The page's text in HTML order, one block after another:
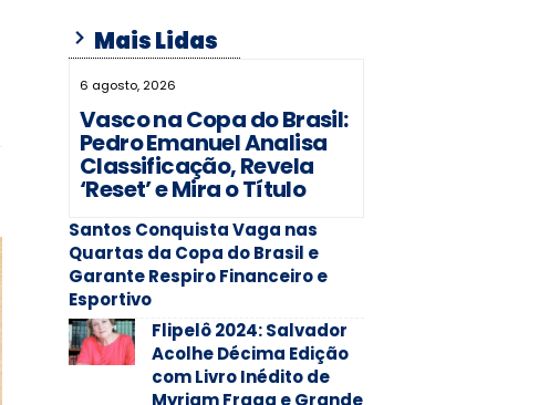
Mais Lidas
6 agosto, 2026
Vasco na Copa do Brasil:
Pedro Emanuel Analisa
Classificação, Revela
‘Reset’ e Mira o Título
Santos Conquista Vaga nas
Quartas da Copa do Brasil e
Garante Respiro Financeiro e
Esportivo
Flipelô 2024: Salvador
Acolhe Décima Edição
com Livro Inédito de
Myriam Fraga e Grande